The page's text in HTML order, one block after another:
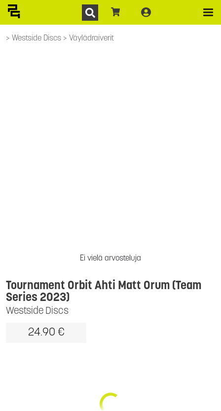
Westside Discs Väylädraiverit
Ei vielä arvosteluja
Westside Discs
Tournament Orbit Ahti Matt Orum (Team
Series 2023)
24.90 €